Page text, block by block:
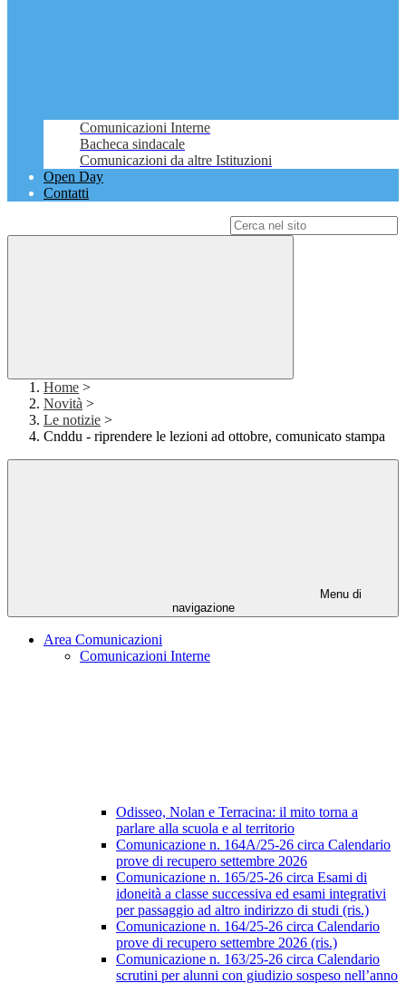
Comunicazioni Interne
Bacheca sindacale
Comunicazioni da altre Istituzioni
Open Day
Contatti
Home >
Novità >
Le notizie >
Cnddu - riprendere le lezioni ad ottobre, comunicato stampa
Menu di
navigazione
Area Comunicazioni
Comunicazioni Interne
Odisseo, Nolan e Terracina: il mito torna a
parlare alla scuola e al territorio
Comunicazione n. 164A/25-26 circa Calendario
prove di recupero settembre 2026
Comunicazione n. 165/25-26 circa Esami di
idoneità a classe successiva ed esami integrativi
per passaggio ad altro indirizzo di studi (ris.)
Comunicazione n. 164/25-26 circa Calendario
prove di recupero settembre 2026 (ris.)
Comunicazione n. 163/25-26 circa Calendario
scrutini per alunni con giudizio sospeso nell’anno